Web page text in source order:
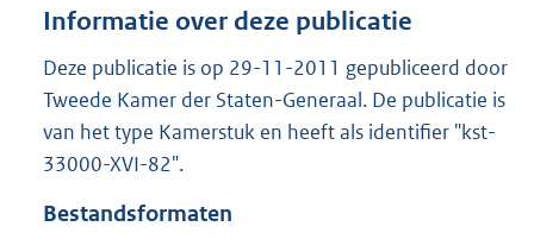
n
s
r
o
Informatie over deze publicatie
Deze publicatie is op 29-11-2011 gepubliceerd door
Tweede Kamer der Staten-Generaal. De publicatie is
van het type Kamerstuk en heeft als identifier "kst-
33000-XVI-82".
Bestandsformaten